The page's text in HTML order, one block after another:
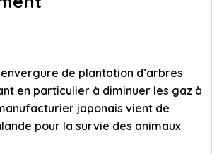
de plantation d’arbres
en particulier à diminuer les gaz à
japonais vient de
pour la survie des animaux